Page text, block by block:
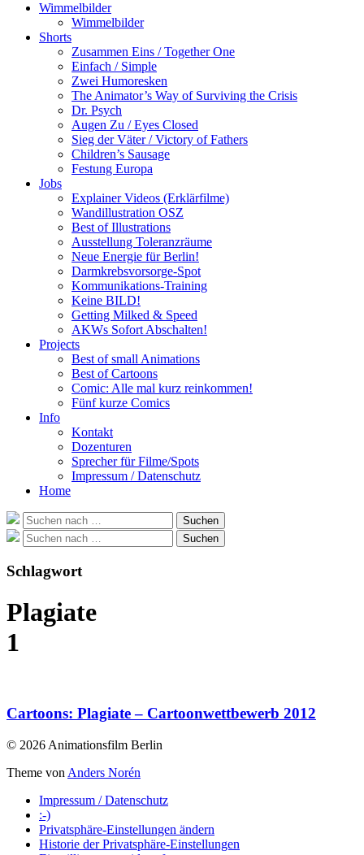
Wimmelbilder
Wimmelbilder
Shorts
Zusammen Eins / Together One
Einfach / Simple
Zwei Humoresken
The Animator’s Way of Surviving the Crisis
Dr. Psych
Augen Zu / Eyes Closed
Sieg der Väter / Victory of Fathers
Children’s Sausage
Festung Europa
Jobs
Explainer Videos (Erklärfilme)
Wandillustration OSZ
Best of Illustrations
Ausstellung Toleranzräume
Neue Energie für Berlin!
Darmkrebsvorsorge-Spot
Kommunikations-Training
Keine BILD!
Getting Milked & Speed
AKWs Sofort Abschalten!
Projects
Best of small Animations
Best of Cartoons
Comic: Alle mal kurz reinkommen!
Fünf kurze Comics
Info
Kontakt
Dozenturen
Sprecher für Filme/Spots
Impressum / Datenschutz
Home
Suche
nach:
Suchen
Suche
nach:
Suchen
Schlagwort
Plagiate
1
Cartoons: Plagiate – Cartoonwettbewerb 2012
© 2026 Animationsfilm Berlin
Theme von Anders Norén
Impressum / Datenschutz
:-)
Privatsphäre-Einstellungen ändern
Historie der Privatsphäre-Einstellungen